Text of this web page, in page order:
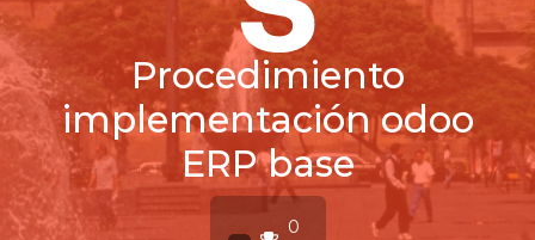
Procedimiento
implementación odoo
ERP base
0